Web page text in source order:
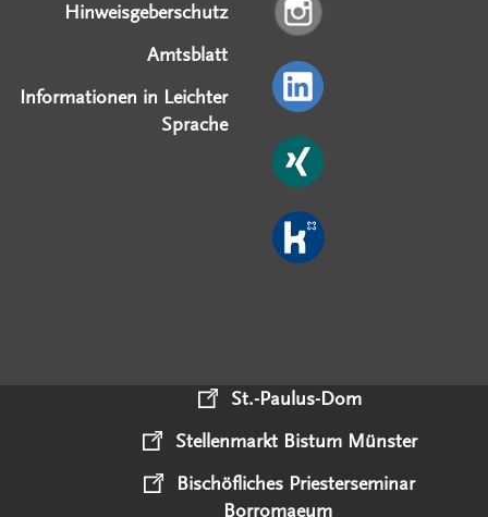
Hinweisgeberschutz
Amtsblatt
Informationen in Leichter
Sprache
St.-Paulus-Dom
Stellenmarkt Bistum Münster
Bischöfliches Priesterseminar
Borromaeum